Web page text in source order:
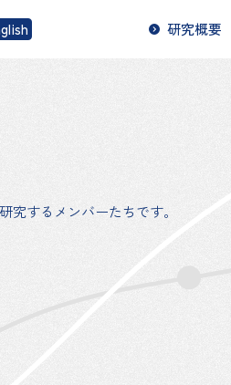
研究概要
究するメンバーたちです。